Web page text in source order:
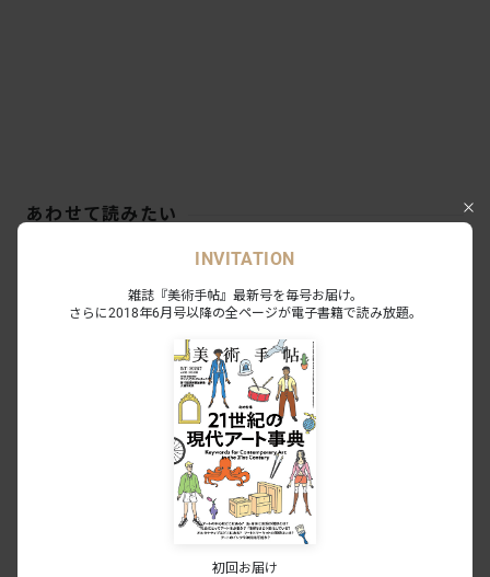
あわせて読みたい
館美術館）開幕レポート。「カフェ」
が育んだ近代美術のネットワークをた
NEWS 2026.6.13
なぜゴッホの《夜のカフェテラス》は
人々を魅了し続けるのか？
INSIGHT
2025年版｜一度は行きたい、都内の美
しいミュージアムカフェ・レストラン
12選
INVITATION
雑誌『美術手帖』最新号を毎号お届け。
さらに2018年6月号以降の全ページが電子書籍で読み放題。
初回お届け